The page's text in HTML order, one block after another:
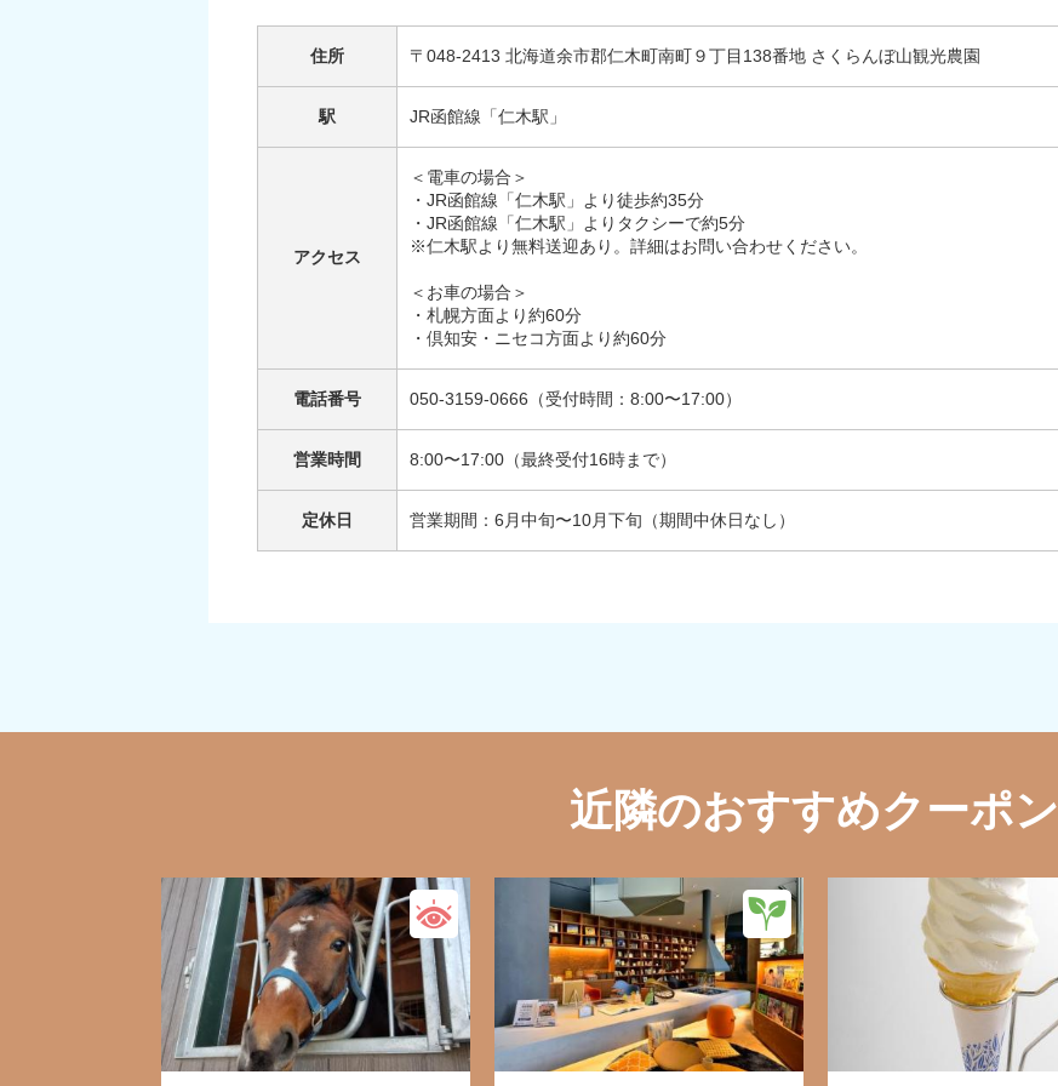
住所 〒048-2413 北海道余市郡仁木町南町９丁目138番地 さくらんぼ山観光農園
駅 JR函館線「仁木駅」
アクセス
＜電車の場合＞
・JR函館線「仁木駅」より徒歩約35分
・JR函館線「仁木駅」よりタクシーで約5分
※仁木駅より無料送迎あり。詳細はお問い合わせください。
＜お車の場合＞
​・札幌方面より​約60分
・倶知安・ニセコ方面より​約60分
電話番号 050-3159-0666（受付時間：8:00〜17:00）
営業時間 8:00〜17:00（最終受付16時まで）
定休日 営業期間：6月中旬〜10月下旬（期間中休日なし）
近隣のおすすめクーポン